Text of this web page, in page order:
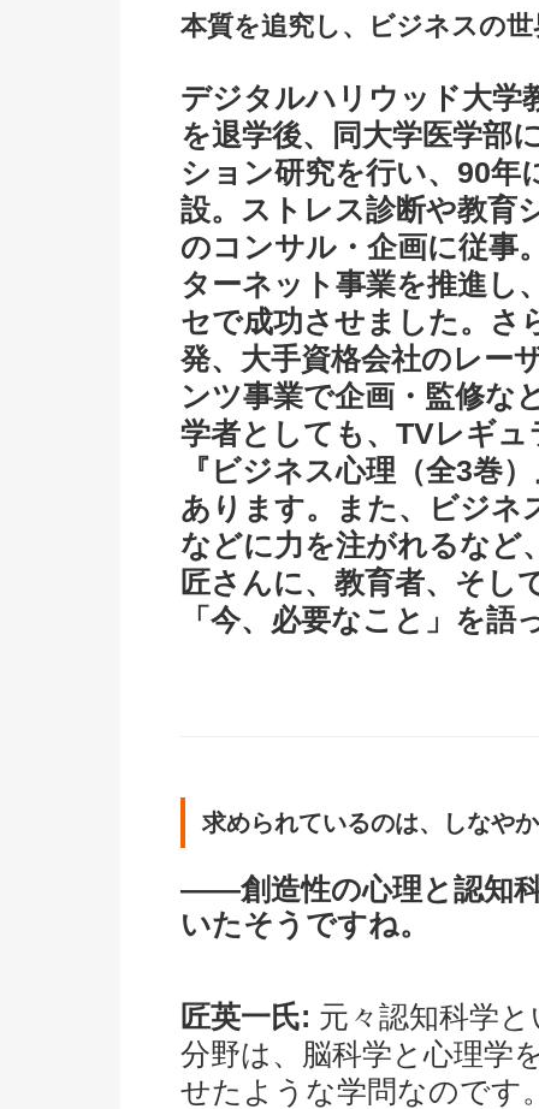
本質を追究し、ビジネスの
デジタルハリウッド大学
を退学後、同大学医学部
ション研究を行い、90年
設。ストレス診断や教育
のコンサル・企画に従事
ターネット事業を推進し
セで成功させました。さ
発、大手資格会社のレー
ンツ事業で企画・監修な
学者としても、TVレギ
『ビジネス心理（全3巻
あります。また、ビジネ
などに力を注がれるなど
匠さんに、教育者、そし
「今、必要なこと」を
求められているのは、しなや
――創造性の心理と認知
いたそうですね。
匠英一氏: 元々認知科学
分野は、脳科学と心理学
せたような学問なのです